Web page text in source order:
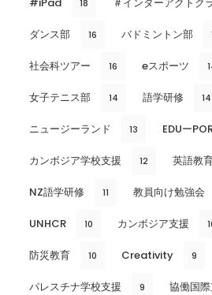
18
ダンス部 16 バドミントン部
社会科ツアー 16 eスポーツ
女子テニス部 14 語学研修 14
ニュージーランド 13 EDUー
カンボジア学校支援 12 英語教
NZ語学研修 11 教員向け勉強会
UNHCR 10 カンボジア支援
防災教育 10 Creativity 9
パレスチナ学校支援 9 協働国